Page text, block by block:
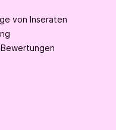
von Inseraten